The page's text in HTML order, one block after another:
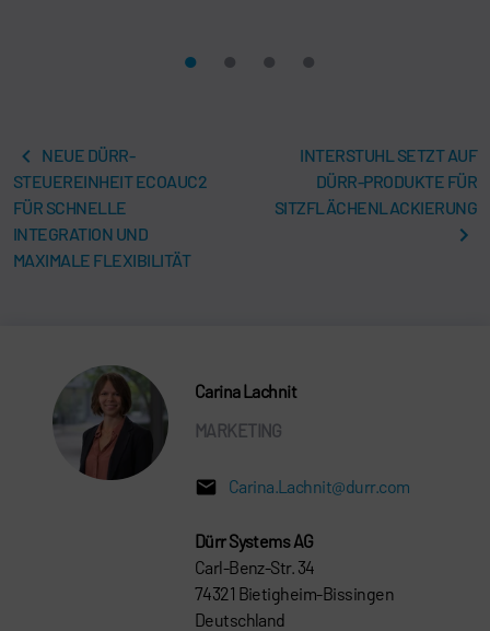
NEUE DÜRR-
STEUEREINHEIT ECOAUC2
FÜR SCHNELLE
INTEGRATION UND
MAXIMALE FLEXIBILITÄT
INTERSTUHL SETZT AUF
DÜRR-PRODUKTE FÜR
SITZFLÄCHENLACKIERUNG
Carina Lachnit
MARKETING
Carina.Lachnit@durr.com
Dürr Systems AG
Carl-Benz-Str. 34
74321 Bietigheim-Bissingen
Deutschland